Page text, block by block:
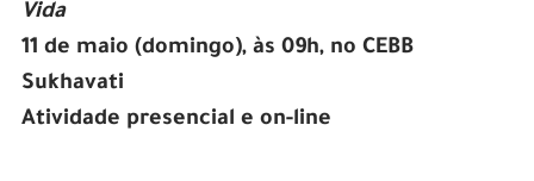
Vida
11 de maio (domingo), às 09h, no CEBB
Sukhavati
Atividade presencial e on-line